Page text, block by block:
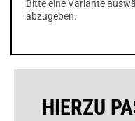
Bitte eine Variante
abzugeben.
HIERZU